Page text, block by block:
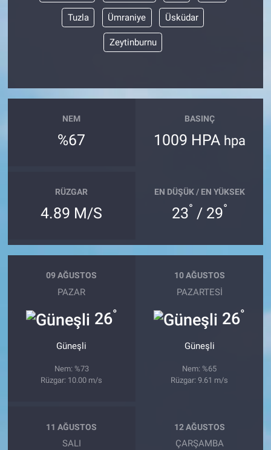
Tuzla Ümraniye Üsküdar
Zeytinburnu
NEM
%67
BASINÇ
1009 HPA hpa
RÜZGAR
4.89 M/S
EN DÜŞÜK / EN YÜKSEK
23° / 29°
09 AĞUSTOS
PAZAR
26°
Güneşli
Nem: %73
Rüzgar: 10.00 m/s
10 AĞUSTOS
PAZARTESI
26°
Güneşli
Nem: %65
Rüzgar: 9.61 m/s
11 AĞUSTOS
SALI
12 AĞUSTOS
ÇARŞAMBA